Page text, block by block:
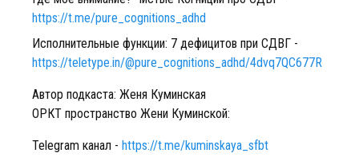
https://t.me/pure_cognitions_adhd
Исполнительные функции: 7 дефицитов при СДВГ -
https://teletype.in/@pure_cognitions_adhd/4dvq7QC677R
Автор подкаста: Женя Куминская
ОРКТ пространство Жени Куминской:
Telegram канал - https://t.me/kuminskaya_sfbt